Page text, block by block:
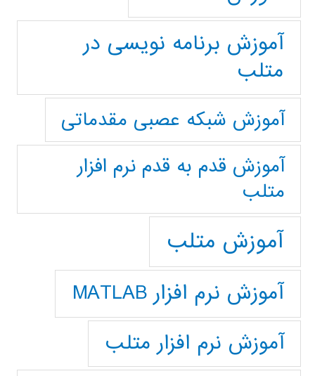
آموزش برنامه نویسی در
متلب
آموزش شبکه عصبی مقدماتی
آموزش قدم به قدم نرم افزار
متلب
آموزش متلب
آموزش نرم افزار MATLAB
آموزش نرم افزار متلب